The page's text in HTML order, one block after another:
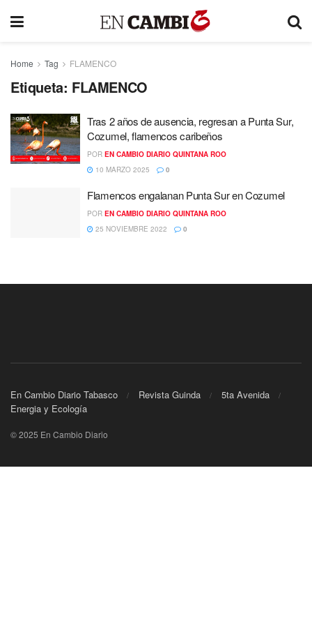
Home Tag FLAMENCO
Etiqueta: FLAMENCO
Tras 2 años de ausencia, regresan a Punta Sur,
Cozumel, flamencos caribeños
POR EN CAMBIO DIARIO QUINTANA ROO
10 MARZO 2025
0
Flamencos engalanan Punta Sur en Cozumel
POR EN CAMBIO DIARIO QUINTANA ROO
25 NOVIEMBRE 2022
0
En Cambio Diario Tabasco Revista Guinda
5ta Avenida
Energia y Ecología
© 2025 En Cambio Diario